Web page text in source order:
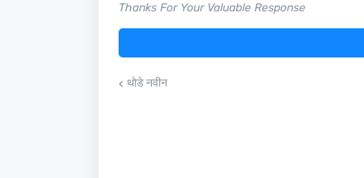
Thanks For Your Valuable Response
थोडे नवीन